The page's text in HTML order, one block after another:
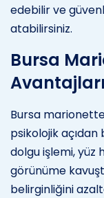
edebilir ve
atabilirsiniz.
Bursa
Avantajları
Bursa
psikolojik
dolgu işlemi, yüz
görünüme
belirginliğini